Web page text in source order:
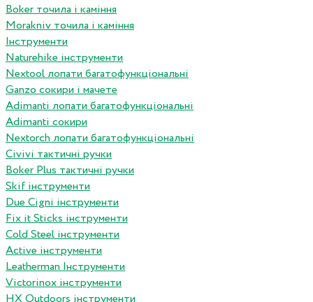
Boker точила і каміння
Morakniv точила і каміння
Інструменти
Naturehike інструменти
Nextool лопати багатофункціональні
Ganzo сокири і мачете
Adimanti лопати багатофункціональні
Adimanti сокири
Nextorch лопати багатофункціональні
Сivivi тактичні ручки
Boker Plus тактичні ручки
Skif інструменти
Due Cigni інструменти
Fix it Sticks інструменти
Сold Steel інструменти
Active інструменти
Leatherman Інструменти
Victorinox інструменти